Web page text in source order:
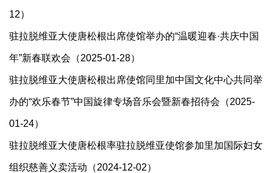
12）
驻拉脱维亚大使唐松根出席使馆举办的“温暖迎春·共庆中国
年”新春联欢会（2025-01-28）
驻拉脱维亚大使唐松根出席使馆同里加中国文化中心共同举
办的“欢乐春节”中国旋律专场音乐会暨新春招待会（2025-
01-24）
驻拉脱维亚大使唐松根率驻拉脱维亚使馆参加里加国际妇女
组织慈善义卖活动（2024-12-02）